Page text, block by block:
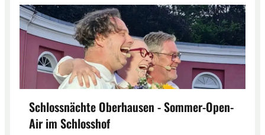
Schlossnächte Oberhausen - Sommer-Open-
Air im Schlosshof